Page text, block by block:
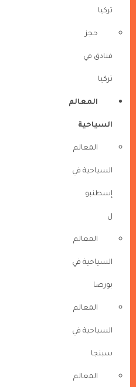
تركيا
حجز
فنادق في
تركيا
المعالم
السياحية
المعالم
السياحية في
إسطنبو
ل
المعالم
السياحية في
بورصا
المعالم
السياحية في
سبنجا
المعالم